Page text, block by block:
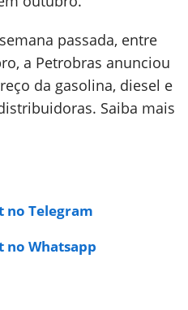
passada, entre
a Petrobras anunciou
da gasolina, diesel e
Saiba mais
no Telegram
no Whatsapp